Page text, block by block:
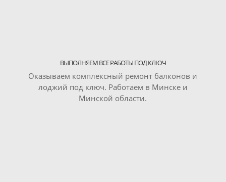
ВЫПОЛНЯЕМ ВСЕ РАБОТЫ ПОД КЛЮЧ
Оказываем комплексный ремонт балконов и
лоджий под ключ. Работаем в Минске и
Минской области.